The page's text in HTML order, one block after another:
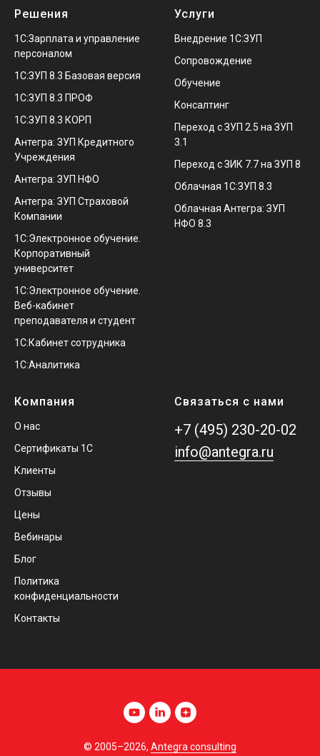
Решения
1С:Зарплата и управление
персоналом
1С:ЗУП 8.3 Базовая версия
1С:ЗУП 8.3 ПРОФ
1С:ЗУП 8.3 КОРП
Антегра: ЗУП Кредитного
Учреждения
Антегра: ЗУП НФО
Антегра: ЗУП Страховой
Компании
1С:Электронное обучение.
Корпоративный
университет
1С:Электронное обучение.
Веб-кабинет
преподавателя и студент
1С:Кабинет сотрудника
1С:Аналитика
Услуги
Внедрение 1С:ЗУП
Сопровождение
Обучение
Консалтинг
Переход с ЗУП 2.5 на ЗУП
3.1
Переход с ЗИК 7.7 на ЗУП 8
Облачная 1С:ЗУП 8.3
Облачная Антегра: ЗУП
НФО 8.3
Компания
О нас
Сертификаты 1С
Клиенты
Отзывы
Цены
Вебинары
Блог
Политика
конфиденциальности
Контакты
Связаться с нами
+7 (495) 230-20-02
info@antegra.ru
© 2005–2026, Antegra consulting